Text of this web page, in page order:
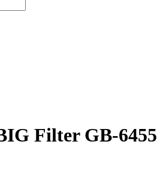
Filter GB-6455